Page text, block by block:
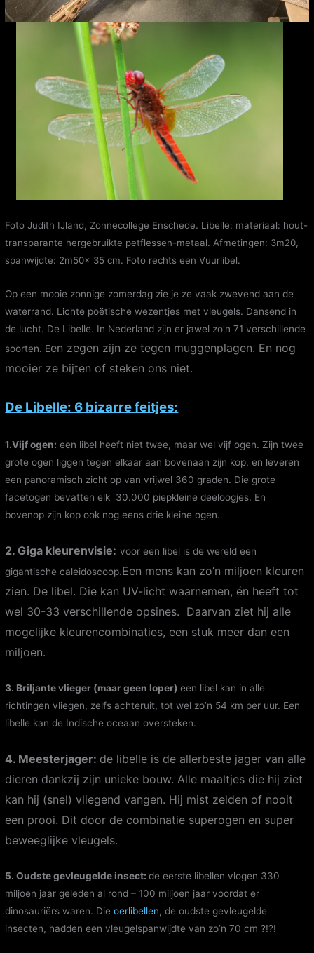
Foto Judith IJland, Zonnecollege Enschede. Libelle: materiaal: hout-
transparante hergebruikte petflessen-metaal. Afmetingen: 3m20,
spanwijdte: 2m50x 35 cm. Foto rechts een Vuurlibel.
Op een mooie zonnige zomerdag zie je ze vaak zwevend aan de
waterrand. Lichte poëtische wezentjes met vleugels. Dansend in
de lucht. De Libelle. In Nederland zijn er jawel zo’n 71 verschillende
soorten. Een zegen zijn ze tegen muggenplagen. En nog
mooier ze bijten of steken ons niet.
De Libelle: 6 bizarre feitjes:
1.Vijf ogen: een libel heeft niet twee, maar wel vijf ogen. Zijn twee
grote ogen liggen tegen elkaar aan bovenaan zijn kop, en leveren
een panoramisch zicht op van vrijwel 360 graden. Die grote
facetogen bevatten elk 30.000 piepkleine deeloogjes. En
bovenop zijn kop ook nog eens drie kleine ogen.
2. Giga kleurenvisie: voor een libel is de wereld een
gigantische caleidoscoop.Een mens kan zo’n miljoen kleuren
zien. De libel. Die kan UV-licht waarnemen, én heeft tot
wel 30-33 verschillende opsines. Daarvan ziet hij alle
mogelijke kleurencombinaties, een stuk meer dan een
miljoen.
3. Briljante vlieger (maar geen loper)een libel kan in alle
richtingen vliegen, zelfs achteruit, tot wel zo’n 54 km per uur. Een
libelle kan de Indische oceaan oversteken.
4. Meesterjager: de libelle is de allerbeste jager van alle
dieren dankzij zijn unieke bouw. Alle maaltjes die hij ziet
kan hij (snel) vliegend vangen. Hij mist zelden of nooit
een prooi. Dit door de combinatie superogen en super
beweeglijke vleugels.
5. Oudste gevleugelde insect:de eerste libellen vlogen 330
miljoen jaar geleden al rond – 100 miljoen jaar voordat er
dinosauriërs waren. Dieoerlibellen, de oudste gevleugelde
insecten, hadden een vleugelspanwijdte van zo’n 70 cm ?!?!